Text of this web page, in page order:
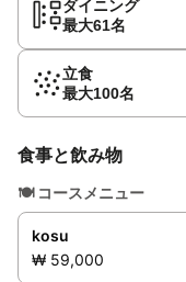
ダイニング
最大61名
立食
最大100名
食事と飲み物
🍽️ コースメニュー
kosu
₩ 59,000